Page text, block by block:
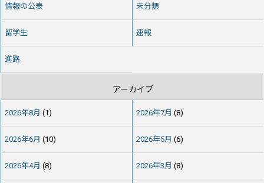
情報の公表 未分類
留学生 速報
進路
アーカイブ
2026年8月 (1) 2026年7月 (8)
2026年6月 (10) 2026年5月 (6)
2026年4月 (8) 2026年3月 (8)